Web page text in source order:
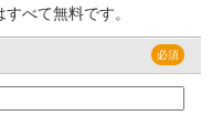
べて無料です。